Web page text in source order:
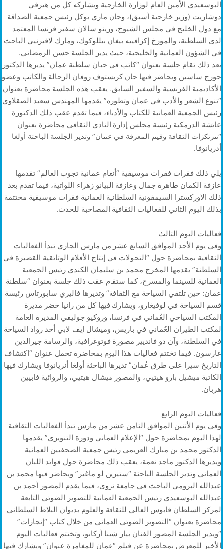
البوسعيدي الأمين العام لوزارة الخارجية ويشاركه كل من هيرفي
دوشاريت (وزير خارجية أسبق)، وجان ماري بوكل رئيس جمعية الصداقة
مع دول الخليج في مجلس الشيوخ، ورينو سالان سفير فرنسا المعتمد
لدى السلطنة، والمؤرخ إكزافييه بيغان بيللوكوك، ومارك لافيرنيي الباحث
في الشؤون العمانية والخليجية، حيث يدير الجلسة حسن الرمضاني.
بعد ذلك تقام جلسة بعنوان “كاتب في جبان سلطنة عمان” يديرها الدكتور
جورج ساسين ويحاضر فيها جان كريستوف روفان الرحالة والكاتب وعضو
الأكاديمية الفرنسية والسفير السابق، يعقب هذه الجلسة محاضرة بعنوان
“تنوع الشعر والأدب في عمان وتطوره” يقدمها المهندس سعيد الصقلاوي
رئيس الجمعية العمانية للكتاب والأدباء، فيما تقدم عقب ذلك الدكتورة
عائشة الدرمكية رئيسة مجلس إدارة النادي الثقافي محاضرة بعنوان
“مرتكزات الثقافة وقيم المعرفة في عمان” وتدير الجلسة الباحثة أولغا
أدريانوفا.
يلي ذلك فقرات فقرات موسيقية “أنغام عمانية تجوب العالم” تقدمها
عازفة الكمان طاهرة جمال وعازفة البيانو زهراء اللواتية، فيما تقدم بعد
ذلك الاوركسترا السيمفونية السلطانية العمانية فقرات موسيقية مختتمة
بذلك اليوم الثاني للفعاليات الثقافية المصاحبة للحدث.
فعاليات اليوم الثالث
وفي يوم الأحد الموافق السابع عشر من مارس الجاري تبدأ الفعاليات
الثقافية بمحاضرة حول “التحولات في إنتاج الأفلام الوثائقية القصيرة في
السلطنة” يقدمها المخرج محمد بن سليمان الكندي رئيس الجمعية
العمانية للسينما والمسرح، كما ستقام عقب ذلك جلسة بعنوان “سلطنة
عمان: حين تلتقي السياحة مع الثقافة” وتديرها فاليري سابورتاس رئيسة
قسم السياحة في لوفيغارو، ويشارك فيها كل من رانيا خضر مديرة
المكتب السياحي العُماني في فرنسا، وروكيو جوليفي المديرة العامة
لمكتب الطيران العُماني في باريس، وميشال إيف لابي أحد رواد السياحة
في السلطنة، وآن دو فانديير مصورة فوتوغرافية، والرسامة جيرالدين
غارسون. فيما تختتم فعاليات هذا اليوم بمحاضرة تحمل عنوان “اكتشاف
التاريخ سيرا على طرق عُمان” تديرها الباحثة أولغا أنريانوفا ويشارك فيها
الكاتبة ميشيل بارو هيتيي، والمصور ميشال هيتيي، والروائية فابيين
هربان.
فعاليات اليوم الرابع
وفي يوم الأثنين الموافق الثامن عشر من مارس تبدأ الفعاليات الثقافية
لهذا اليوم بمحاضرة حول “الإعلام العماني ودورة التنويري” يقدمها
الدكتور محمد بن مبارك العريمي رئيس جمعية الصحفيين العمانية
ويديرها الدكتور ماجد نعمة، يعقب ذلك محاضرة حول فوائد اللبان
العماني وتدير الجلسة الباحثة “ستيرين لو ماغير” ويحاضر فيها محمد بن
عبدالله البرومي الباحث في جامعة نزوى، فيما يقدم المصور أحمد بن
عبدالله البوسعيدي رئيس الجمعية العمانية للتصوير الضوئي التابعة
لمركز السلطان قابوس العالي للثقافة والعلوم بديوان البلاط السلطاني
محاضرة بعنوان “التصوير الضوئي العماني من خلال كتاب “إنجازات”
“ويدير الجلسة المصور الفنان بيار شينا أركابو، وتختتم فعاليات اليوم
الأخير للمعرض بمحاضرة عن فيلم “عمان للمغامرة عنوان” ويشارك فيها